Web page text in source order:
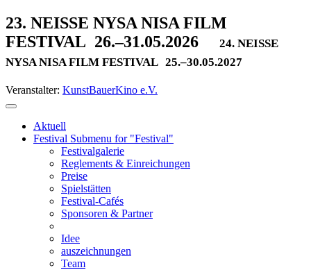
23. NEISSE NYSA NISA FILM
FESTIVAL 26.–31.05.2026
24. NEISSE
NYSA NISA FILM FESTIVAL 25.–30.05.2027
Veranstalter: KunstBauerKino e.V.
Aktuell
Festival Submenu for "Festival"
Festivalgalerie
Reglements & Einreichungen
Preise
Spielstätten
Festival-Cafés
Sponsoren & Partner
Idee
auszeichnungen
Team